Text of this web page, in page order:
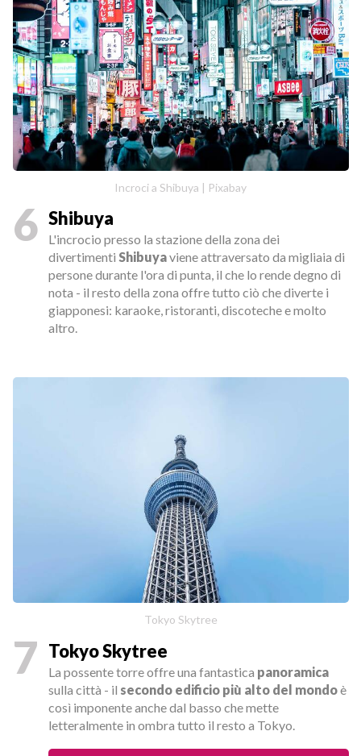
Incroci a Shibuya | Pixabay
6 Shibuya
L'incrocio presso la stazione della zona dei
divertimenti Shibuyaviene attraversato da migliaia di
persone durante l'ora di punta, il che lo rende degno di
nota - il resto della zona offre tutto ciò che diverte i
giapponesi: karaoke, ristoranti, discoteche e molto
altro.
Tokyo Skytree
7 Tokyo Skytree
La possente torre offre una fantastica panoramica
sulla città - il secondo edificio più alto del mondoè
così imponente anche dal basso che mette
letteralmente in ombra tutto il resto a Tokyo.